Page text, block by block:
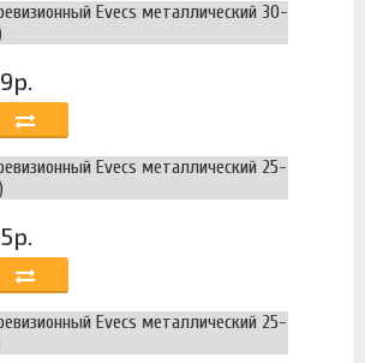
Evecs металлический 30-
Evecs металлический 25-
Evecs металлический 25-